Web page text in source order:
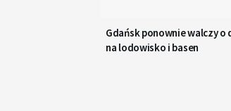
Gdańsk ponownie walczy
na lodowisko i basen